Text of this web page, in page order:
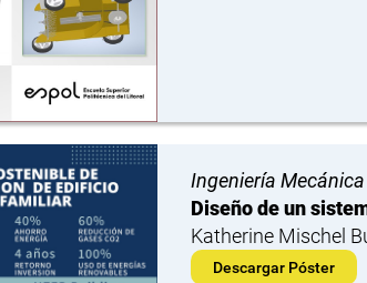
Ingeniería Mecánica
Diseño de un
Katherine Mischel
Descargar Póster